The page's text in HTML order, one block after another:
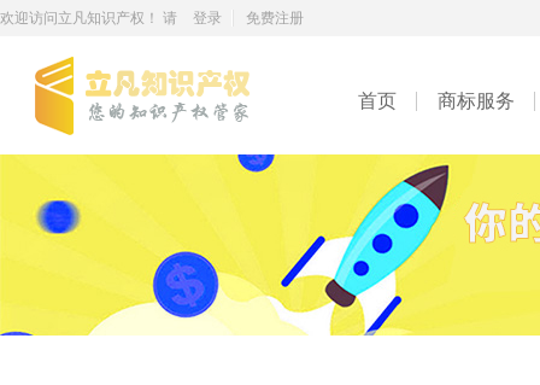
欢迎访问立凡知识产权！ 请 登录 免费注册
首页 商标服务